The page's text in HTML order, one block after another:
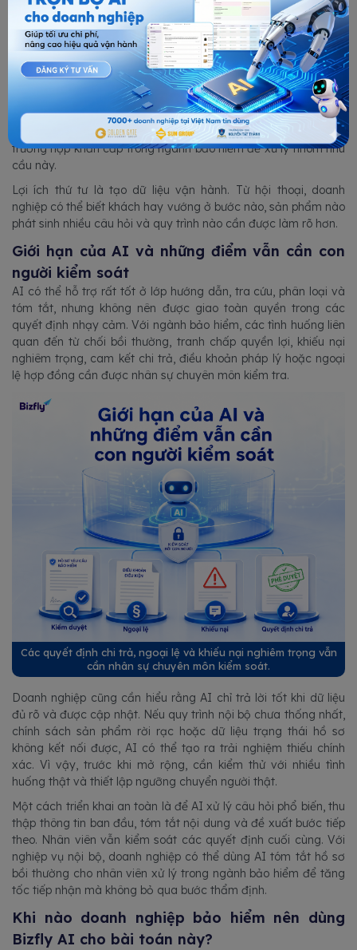
cùng một nguồn dữ liệu, hạn chế tình trạng mỗi nhân viên diễn
giải khác nhau.
Lợi ích thứ ba là cải thiện trải nghiệm khách hàng. Khách có
thể nhận hướng dẫn ban đầu ngoài giờ hành chính, biết mình
đang thiếu gì và cần làm bước nào tiếp theo. Điều này đặc biệt
có ý nghĩa trong các tình huống khẩn cấp, nơi khách cần được
định hướng nhanh trước khi gặp nhân sự phụ trách. Doanh
nghiệp có thể phát triển riêng luồng AI hướng dẫn khách trong
trường hợp khẩn cấp trong ngành bảo hiểm để xử lý nhóm nhu
cầu này.
Lợi ích thứ tư là tạo dữ liệu vận hành. Từ hội thoại, doanh
nghiệp có thể biết khách hay vướng ở bước nào, sản phẩm nào
phát sinh nhiều câu hỏi và quy trình nào cần được làm rõ hơn.
Giới hạn của AI và những điểm vẫn cần con
người kiểm soát
AI có thể hỗ trợ rất tốt ở lớp hướng dẫn, tra cứu, phân loại và
tóm tắt, nhưng không nên được giao toàn quyền trong các
quyết định nhạy cảm. Với ngành bảo hiểm, các tình huống liên
quan đến từ chối bồi thường, tranh chấp quyền lợi, khiếu nại
nghiêm trọng, cam kết chi trả, điều khoản pháp lý hoặc ngoại
lệ hợp đồng cần được nhân sự chuyên môn kiểm tra.
Các quyết định chi trả, ngoại lệ và khiếu nại nghiêm trọng vẫn
cần nhân sự chuyên môn kiểm soát.
Doanh nghiệp cũng cần hiểu rằng AI chỉ trả lời tốt khi dữ liệu
đủ rõ và được cập nhật. Nếu quy trình nội bộ chưa thống nhất,
chính sách sản phẩm rời rạc hoặc dữ liệu trạng thái hồ sơ
không kết nối được, AI có thể tạo ra trải nghiệm thiếu chính
xác. Vì vậy, trước khi mở rộng, cần kiểm thử với nhiều tình
huống thật và thiết lập ngưỡng chuyển người thật.
Một cách triển khai an toàn là để AI xử lý câu hỏi phổ biến, thu
thập thông tin ban đầu, tóm tắt nội dung và đề xuất bước tiếp
theo. Nhân viên vẫn kiểm soát các quyết định cuối cùng. Với
nghiệp vụ nội bộ, doanh nghiệp có thể dùng AI tóm tắt hồ sơ
bồi thường cho nhân viên xử lý trong ngành bảo hiểm để tăng
tốc tiếp nhận mà không bỏ qua bước thẩm định.
Khi nào doanh nghiệp bảo hiểm nên dùng
Bizfly AI cho bài toán này?